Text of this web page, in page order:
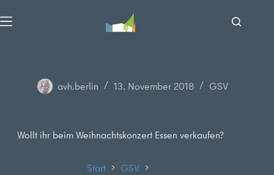
Inhalt
avh.berlin 13. November 2018 GSV
Wollt ihr beim Weihnachtskonzert Essen verkaufen?
Start
GSV